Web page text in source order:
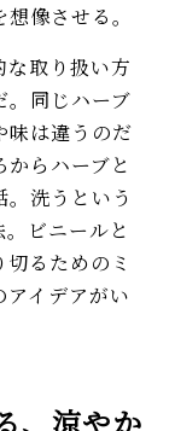
像させる。
な取り扱い方
。同じハーブ
味は違うのだ
らハーブと
洗うという
ビニールと
るためのミ
イデアがい